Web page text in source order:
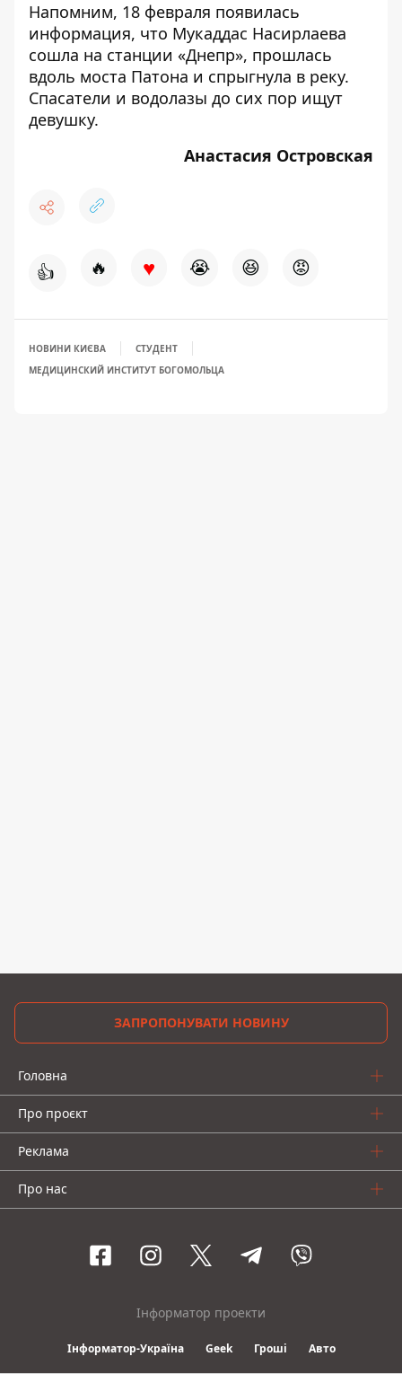
Напомним, 18 февраля появилась
информация, что Мукаддас Насирлаева
сошла на станции «Днепр», прошлась
вдоль моста Патона и спрыгнула в реку.
Спасатели и водолазы до сих пор ищут
девушку.
Анастасия Островская
👍 🔥 ♥ 😭 😆 😡
НОВИНИ КИЄВА
СТУДЕНТ
МЕДИЦИНСКИЙ ИНСТИТУТ БОГОМОЛЬЦА
ЗАПРОПОНУВАТИ НОВИНУ
Головна
Про проєкт
Реклама
Про нас
Інформатор проекти
Інформатор-Україна Geek Гроші Авто